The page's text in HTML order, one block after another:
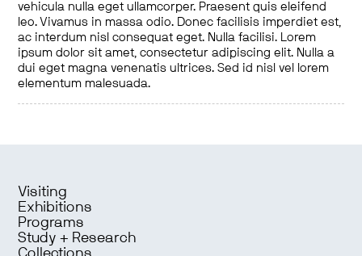
vehicula nulla eget ullamcorper. Praesent quis eleifend
leo. Vivamus in massa odio. Donec facilisis imperdiet est,
ac interdum nisl consequat eget. Nulla facilisi. Lorem
ipsum dolor sit amet, consectetur adipiscing elit. Nulla a
dui eget magna venenatis ultrices. Sed id nisl vel lorem
elementum malesuada.
Visiting
Exhibitions
Programs
Study + Research